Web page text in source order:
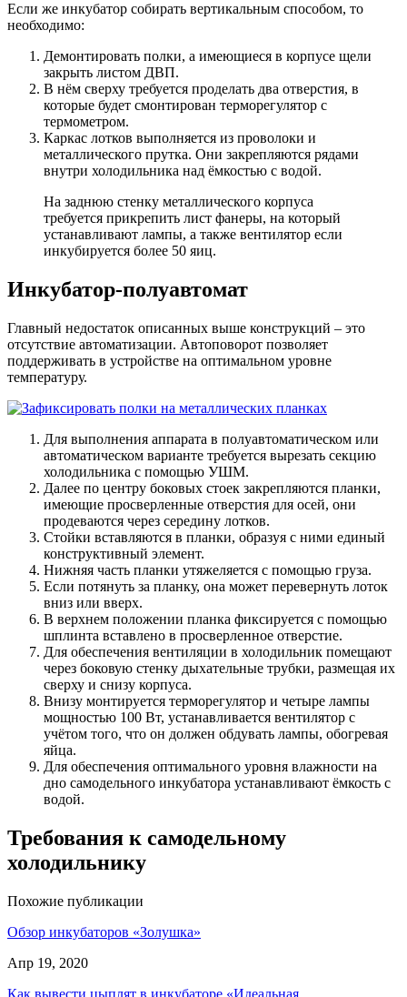
Если же инкубатор собирать вертикальным способом, то
необходимо:
Демонтировать полки, а имеющиеся в корпусе щели
закрыть листом ДВП.
В нём сверху требуется проделать два отверстия, в
которые будет смонтирован терморегулятор с
термометром.
Каркас лотков выполняется из проволоки и
металлического прутка. Они закрепляются рядами
внутри холодильника над ёмкостью с водой.
На заднюю стенку металлического корпуса
требуется прикрепить лист фанеры, на который
устанавливают лампы, а также вентилятор если
инкубируется более 50 яиц.
Инкубатор-полуавтомат
Главный недостаток описанных выше конструкций – это
отсутствие автоматизации. Автоповорот позволяет
поддерживать в устройстве на оптимальном уровне
температуру.
Для выполнения аппарата в полуавтоматическом или
автоматическом варианте требуется вырезать секцию
холодильника с помощью УШМ.
Далее по центру боковых стоек закрепляются планки,
имеющие просверленные отверстия для осей, они
продеваются через середину лотков.
Стойки вставляются в планки, образуя с ними единый
конструктивный элемент.
Нижняя часть планки утяжеляется с помощью груза.
Если потянуть за планку, она может перевернуть лоток
вниз или вверх.
В верхнем положении планка фиксируется с помощью
шплинта вставлено в просверленное отверстие.
Для обеспечения вентиляции в холодильник помещают
через боковую стенку дыхательные трубки, размещая их
сверху и снизу корпуса.
Внизу монтируется терморегулятор и четыре лампы
мощностью 100 Вт, устанавливается вентилятор с
учётом того, что он должен обдувать лампы, обогревая
яйца.
Для обеспечения оптимального уровня влажности на
дно самодельного инкубатора устанавливают ёмкость с
водой.
Требования к самодельному
холодильнику
Похожие публикации
Обзор инкубаторов «Золушка»
Апр 19, 2020
Как вывести цыплят в инкубаторе «Идеальная…